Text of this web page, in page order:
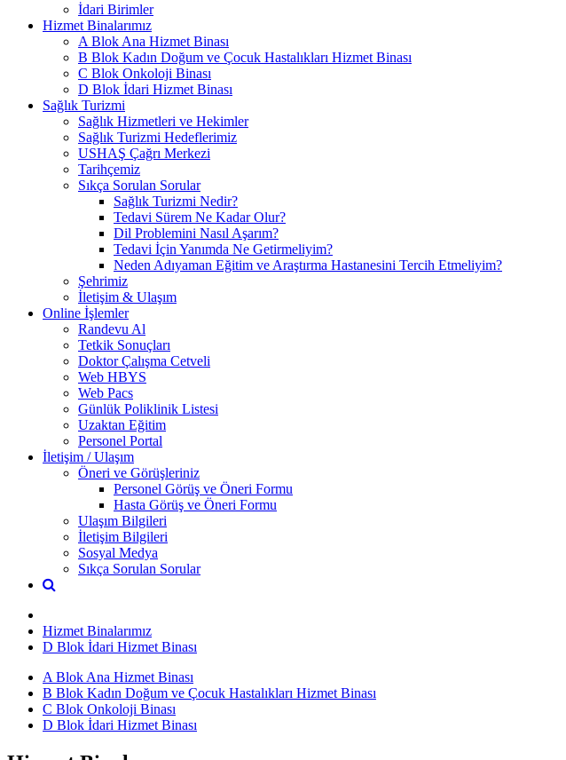
İdari Birimler
Hizmet Binalarımız
A Blok Ana Hizmet Binası
B Blok Kadın Doğum ve Çocuk Hastalıkları Hizmet Binası
C Blok Onkoloji Binası
D Blok İdari Hizmet Binası
Sağlık Turizmi
Sağlık Hizmetleri ve Hekimler
Sağlık Turizmi Hedeflerimiz
USHAŞ Çağrı Merkezi
Tarihçemiz
Sıkça Sorulan Sorular
Sağlık Turizmi Nedir?
Tedavi Sürem Ne Kadar Olur?
Dil Problemini Nasıl Aşarım?
Tedavi İçin Yanımda Ne Getirmeliyim?
Neden Adıyaman Eğitim ve Araştırma Hastanesini Tercih Etmeliyim?
Şehrimiz
İletişim & Ulaşım
Online İşlemler
Randevu Al
Tetkik Sonuçları
Doktor Çalışma Cetveli
Web HBYS
Web Pacs
Günlük Poliklinik Listesi
Uzaktan Eğitim
Personel Portal
İletişim / Ulaşım
Öneri ve Görüşleriniz
Personel Görüş ve Öneri Formu
Hasta Görüş ve Öneri Formu
Ulaşım Bilgileri
İletişim Bilgileri
Sosyal Medya
Sıkça Sorulan Sorular
Hizmet Binalarımız
D Blok İdari Hizmet Binası
A Blok Ana Hizmet Binası
B Blok Kadın Doğum ve Çocuk Hastalıkları Hizmet Binası
C Blok Onkoloji Binası
D Blok İdari Hizmet Binası